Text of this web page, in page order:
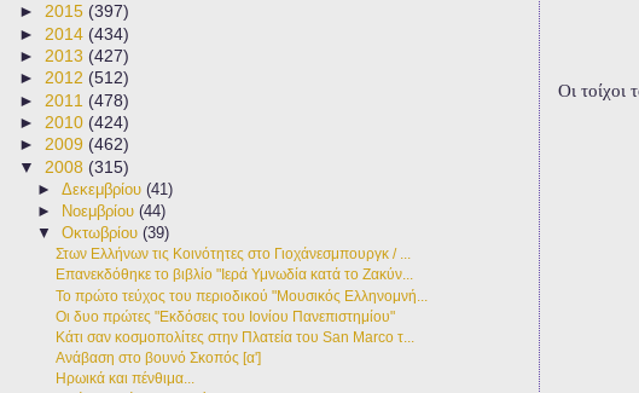
Οι τοίχοι
► 2015 (397)
► 2014 (434)
► 2013 (427)
► 2012 (512)
► 2011 (478)
► 2010 (424)
► 2009 (462)
▼ 2008 (315)
►Δεκεμβρίου(41)
►
Νοεμβρίου(44)
▼Οκτωβρίου(39)
Στων Ελλήνων τις Κοινότητες στο Γιοχάνεσμπουργκ / ...
Επανεκδόθηκε το βιβλίο "Ιερά Υμνωδία κατά το Ζακύν...
Το πρώτο τεύχος του περιοδικού "Μουσικός Ελληνομνή...
Οι δυο πρώτες "Εκδόσεις του Ιονίου Πανεπιστημίου"
Κάτι σαν κοσμοπολίτες στην Πλατεία του San Marco τ...
Ανάβαση στο βουνό Σκοπός [α']
Ηρωικά και πένθιμα...